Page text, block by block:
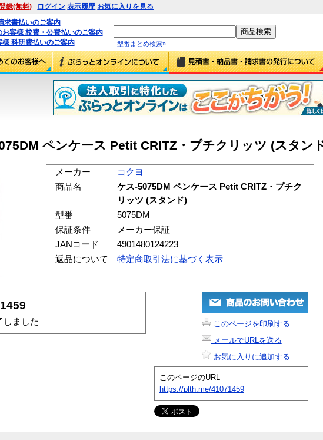
録(無料) ログイン 表示履歴 お気に入りを見る
求書払いのご案内
客様 校費・公費払いのご案内
科研費払いのご案内
型番まとめ検索»
ペンケース Petit CRITZ・プチクリッツ (スタン
メーカー
コクヨ
商品名
ケス-5075DM ペンケース Petit CRITZ・プチク
リッツ (スタンド)
型番
5075DM
保証条件
メーカー保証
JANコード
4901480124223
返品について
特定商取引法に基づく表示
しました
このページを印刷する
メールでURLを送る
お気に入りに追加する
このページのURL
https://plth.me/41071459